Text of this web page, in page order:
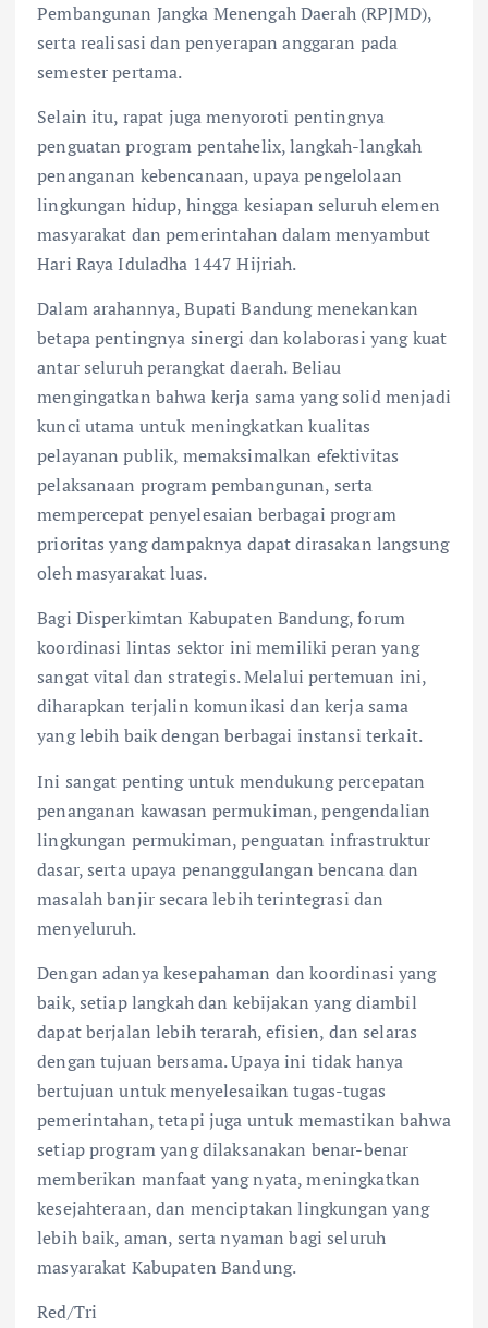
Pembangunan Jangka Menengah Daerah (RPJMD),
serta realisasi dan penyerapan anggaran pada
semester pertama.
Selain itu, rapat juga menyoroti pentingnya
penguatan program pentahelix, langkah-langkah
penanganan kebencanaan, upaya pengelolaan
lingkungan hidup, hingga kesiapan seluruh elemen
masyarakat dan pemerintahan dalam menyambut
Hari Raya Iduladha 1447 Hijriah.
Dalam arahannya, Bupati Bandung menekankan
betapa pentingnya sinergi dan kolaborasi yang kuat
antar seluruh perangkat daerah. Beliau
mengingatkan bahwa kerja sama yang solid menjadi
kunci utama untuk meningkatkan kualitas
pelayanan publik, memaksimalkan efektivitas
pelaksanaan program pembangunan, serta
mempercepat penyelesaian berbagai program
prioritas yang dampaknya dapat dirasakan langsung
oleh masyarakat luas.
Bagi Disperkimtan Kabupaten Bandung, forum
koordinasi lintas sektor ini memiliki peran yang
sangat vital dan strategis. Melalui pertemuan ini,
diharapkan terjalin komunikasi dan kerja sama
yang lebih baik dengan berbagai instansi terkait.
Ini sangat penting untuk mendukung percepatan
penanganan kawasan permukiman, pengendalian
lingkungan permukiman, penguatan infrastruktur
dasar, serta upaya penanggulangan bencana dan
masalah banjir secara lebih terintegrasi dan
menyeluruh.
Dengan adanya kesepahaman dan koordinasi yang
baik, setiap langkah dan kebijakan yang diambil
dapat berjalan lebih terarah, efisien, dan selaras
dengan tujuan bersama. Upaya ini tidak hanya
bertujuan untuk menyelesaikan tugas-tugas
pemerintahan, tetapi juga untuk memastikan bahwa
setiap program yang dilaksanakan benar-benar
memberikan manfaat yang nyata, meningkatkan
kesejahteraan, dan menciptakan lingkungan yang
lebih baik, aman, serta nyaman bagi seluruh
masyarakat Kabupaten Bandung.
Red/Tri